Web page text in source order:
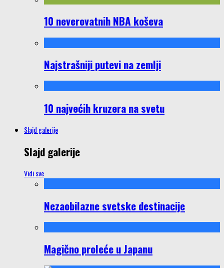
10 neverovatnih NBA koševa
Najstrašniji putevi na zemlji
10 najvećih kruzera na svetu
Slajd galerije
Slajd galerije
Vidi sve
Nezaobilazne svetske destinacije
Magično proleće u Japanu